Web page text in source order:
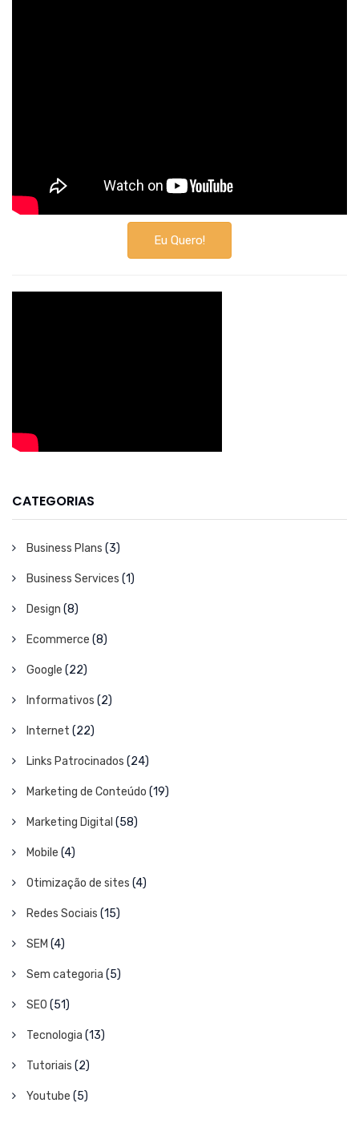
Eu Quero!
CATEGORIAS
Business Plans (3)
Business Services (1)
Design (8)
Ecommerce (8)
Google (22)
Informativos (2)
Internet (22)
Links Patrocinados (24)
Marketing de Conteúdo (19)
Marketing Digital (58)
Mobile (4)
Otimização de sites (4)
Redes Sociais (15)
SEM (4)
Sem categoria (5)
SEO (51)
Tecnologia (13)
Tutoriais (2)
Youtube (5)